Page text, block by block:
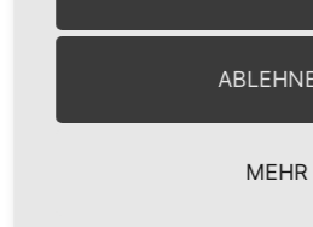
Teilnehmerzahl:12 Personen
: 8740.- zzgl. MWStMEHR